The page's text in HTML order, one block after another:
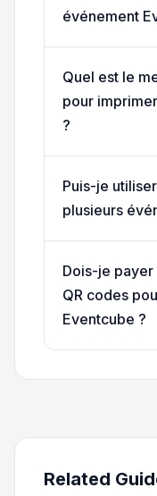
événement
Quel est le
pour
?
Puis-je
plusieurs
Dois-je
QR codes
Eventcube ?
Related